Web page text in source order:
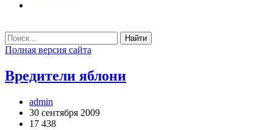
Найти
Полная версия сайта
Вредители яблони
admin
30 сентября 2009
17 438